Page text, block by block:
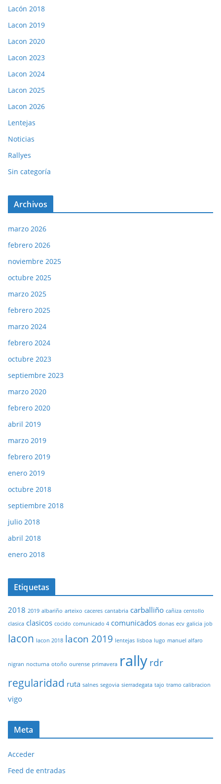
Lacón 2018
Lacon 2019
Lacon 2020
Lacon 2023
Lacon 2024
Lacon 2025
Lacon 2026
Lentejas
Noticias
Rallyes
Sin categoría
Archivos
marzo 2026
febrero 2026
noviembre 2025
octubre 2025
marzo 2025
febrero 2025
marzo 2024
febrero 2024
octubre 2023
septiembre 2023
marzo 2020
febrero 2020
abril 2019
marzo 2019
febrero 2019
enero 2019
octubre 2018
septiembre 2018
julio 2018
abril 2018
enero 2018
Etiquetas
2018 2019 albariño arteixo caceres cantabria carballiño cañiza centollo
clasica clasicos cocido comunicado 4 comunicados donas ecv galicia job
lacon lacon 2018 lacon 2019 lentejas lisboa lugo manuel alfaro
nigran nocturna otoño ourense primavera rallyrdr
regularidad ruta salnes segovia sierradegata tajo tramo calibracion
vigo
Meta
Acceder
Feed de entradas